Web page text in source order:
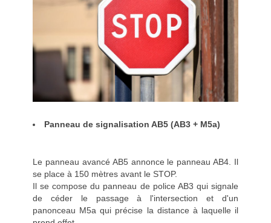
Panneau de signalisation AB5 (AB3 + M5a)
Le panneau avancé AB5 annonce le panneau AB4. Il
se place à 150 mètres avant le STOP.
Il se compose du panneau de police AB3 qui signale
de céder le passage à l'intersection et d'un
panonceau M5a qui précise la distance à laquelle il